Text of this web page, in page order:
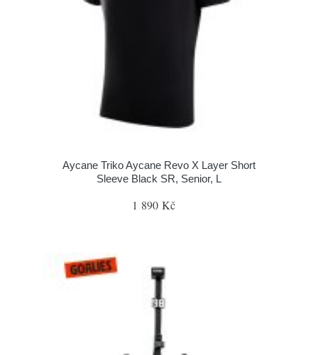
Aycane Triko Aycane Revo X Layer Short
Sleeve Black SR, Senior, L
1 890 Kč